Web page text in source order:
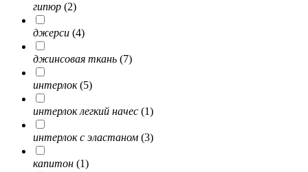
гипюр (2)
джерси (4)
джинсовая ткань (7)
интерлок(5)
интерлок легкий начес (1)
интерлок с эластаном (3)
капитон (1)